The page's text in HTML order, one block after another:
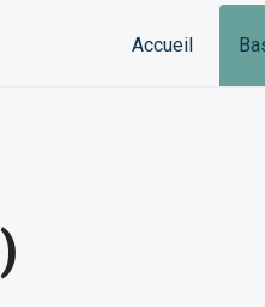
Accueil